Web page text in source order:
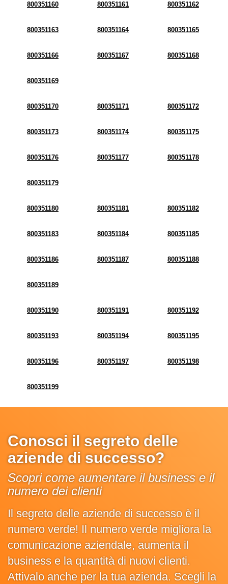
800351160 800351161 800351162
800351163 800351164 800351165
800351166 800351167 800351168
800351169
800351170 800351171 800351172
800351173 800351174 800351175
800351176 800351177 800351178
800351179
800351180 800351181 800351182
800351183 800351184 800351185
800351186 800351187 800351188
800351189
800351190 800351191 800351192
800351193 800351194 800351195
800351196 800351197 800351198
800351199
Conosci il segreto delle
aziende di successo?
Scopri come aumentare il business e il
numero dei clienti
Il segreto delle aziende di successo è il
numero verde! Il numero verde migliora la
comunicazione aziendale, aumenta il
business e la quantità di nuovi clienti.
Attivalo anche per la tua azienda. Scegli la